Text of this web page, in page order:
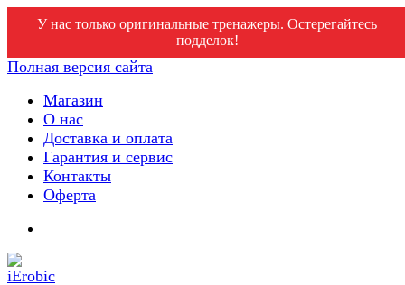
У нас только оригинальные тренажеры. Остерегайтесь
подделок!
Полная версия сайта
Магазин
О нас
Доставка и оплата
Гарантия и сервис
Контакты
Оферта